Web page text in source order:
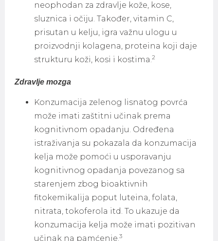
neophodan za zdravlje kože, kose,
sluznica i očiju. Također, vitamin C,
prisutan u kelju, igra važnu ulogu u
proizvodnji kolagena, proteina koji daje
strukturu koži, kosi i kostima.2
Zdravlje mozga
Konzumacija zelenog lisnatog povrća
može imati zaštitni učinak prema
kognitivnom opadanju. Određena
istraživanja su pokazala da konzumacija
kelja može pomoći u usporavanju
kognitivnog opadanja povezanog sa
starenjem zbog bioaktivnih
fitokemikalija poput luteina, folata,
nitrata, tokoferola itd. To ukazuje da
konzumacija kelja može imati pozitivan
učinak na pamćenje.3